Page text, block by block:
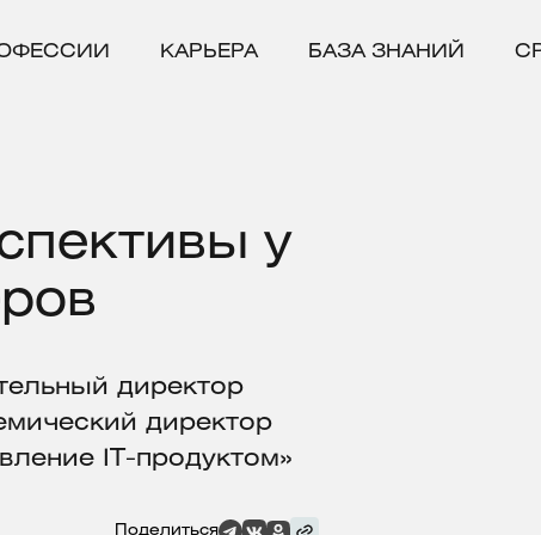
КАРЬЕРА БАЗА ЗНАНИЙ
у
директор
директор
IT-продуктом»
Поделиться